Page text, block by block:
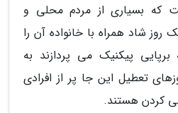
که بسیاری از مردم محلی و
روز شاد همراه با خانواده آن را
پیکنیک می پردازند به
تعطیل این جا پر از افرادی
کردن هستند.